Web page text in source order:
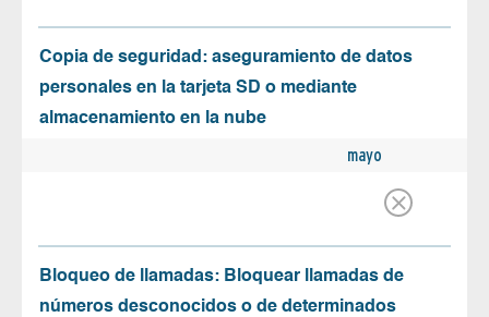
Copia de seguridad: aseguramiento de datos
personales en la tarjeta SD o mediante
almacenamiento en la nube
mayo
Bloqueo de llamadas: Bloquear llamadas de
números desconocidos o de determinados